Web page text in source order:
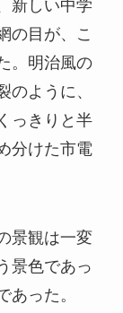
新しい中学
の目が、こ
。明治風の
のように、
っきりと半
分けた市電
景観は一変
景色であっ
あった。